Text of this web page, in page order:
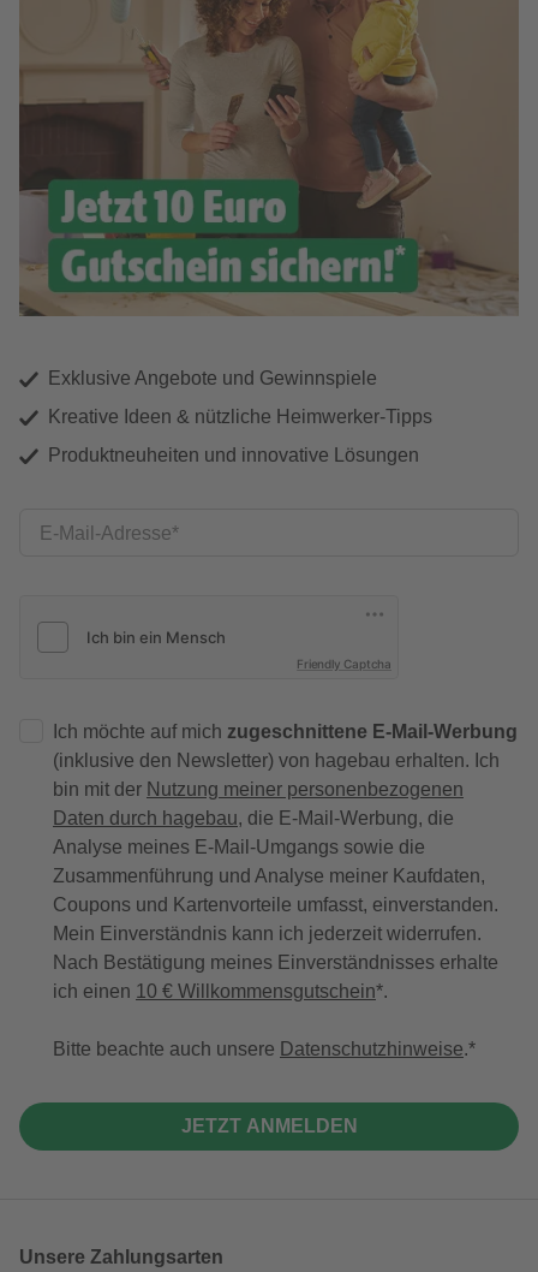
Exklusive Angebote und Gewinnspiele
Kreative Ideen & nützliche Heimwerker-Tipps
Produktneuheiten und innovative Lösungen
E-Mail-Adresse
Friendly Captcha
Ich möchte auf mich zugeschnittene E-Mail-Werbung
(inklusive den Newsletter) von hagebau erhalten. Ich
bin mit der Nutzung meiner personenbezogenen
Daten durch hagebau, die E-Mail-Werbung, die
Analyse meines E-Mail-Umgangs sowie die
Zusammenführung und Analyse meiner Kaufdaten,
Coupons und Kartenvorteile umfasst, einverstanden.
Mein Einverständnis kann ich jederzeit widerrufen.
Nach Bestätigung meines Einverständnisses erhalte
ich einen 10 € Willkommensgutschein*.
Bitte beachte auch unsere Datenschutzhinweise.
JETZT ANMELDEN
Unsere Zahlungsarten